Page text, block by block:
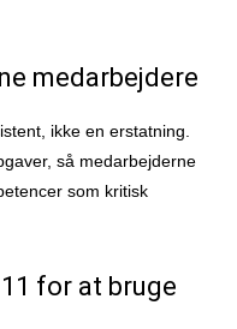
medarbejdere
ikke en erstatning.
så medarbejderne
som kritisk
for at bruge